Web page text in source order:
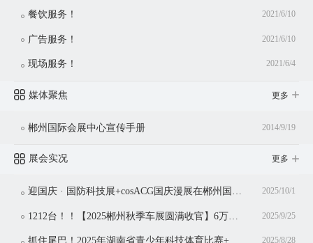
餐饮服务！ 2021/6/10
广告服务！ 2021/6/10
现场服务！ 2021/6/4
媒体聚焦 更多
郴州国际会展中心宣传手册 2014/9/19
展会实况 更多
迎国庆 · 国防科技展+cosACG国庆漫展在郴州国际会展中心同期举行！ 2025/10/1
2025/9/25
2025/8/28